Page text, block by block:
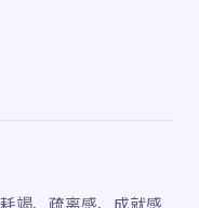
竭、疏离感、成就感